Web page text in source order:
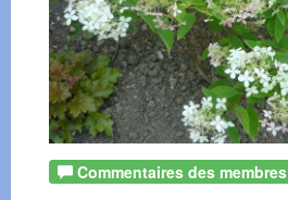
Commentaires des membres